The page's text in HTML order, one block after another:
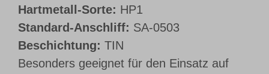
Hartmetall-Sorte: HP1
Standard-Anschliff: SA-0503
Beschichtung: TIN
Besonders geeignet für den Einsatz auf